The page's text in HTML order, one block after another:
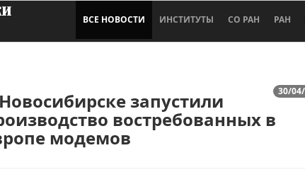
ВСЕ НОВОСТИ ИНСТИТУТЫ СО РАН РАН
30/
запустили
востребованных в
модемов